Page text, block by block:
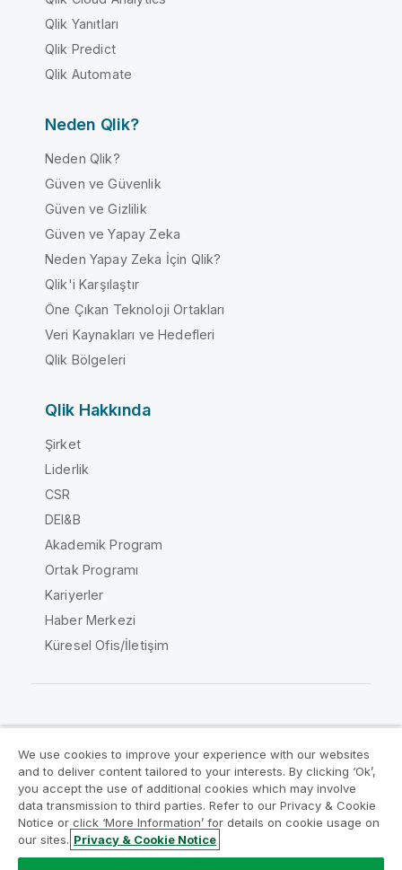
Qlik Yanıtları
Qlik Predict
Qlik Automate
Neden Qlik?
Neden Qlik?
Güven ve Güvenlik
Güven ve Gizlilik
Güven ve Yapay Zeka
Neden Yapay Zeka İçin Qlik?
Qlik'i Karşılaştır
Öne Çıkan Teknoloji Ortakları
Veri Kaynakları ve Hedefleri
Qlik Bölgeleri
Qlik Hakkında
Şirket
Liderlik
CSR
DEI&B
Akademik Program
Ortak Programı
Kariyerler
Haber Merkezi
Küresel Ofis/İletişim
Yasal sözleşmeler
Ürün Koşulları
Legal Policies
Legal Policies
Kullanım koşulları
Ticari markalar
Do Not Share My Info
We use cookies to improve your experience with our websites
and to deliver content tailored to your interests. By clicking ‘Ok’,
you accept the use of additional cookies which may involve
data transmission to third parties. Refer to our Privacy & Cookie
Notice or click ‘More Information’ for details on cookie usage on
our sites. Privacy & Cookie Notice